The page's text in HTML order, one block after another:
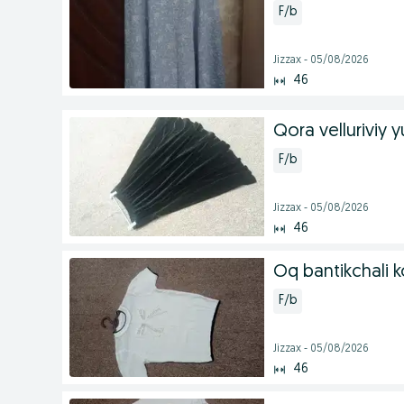
F/b
Jizzax - 05/08/2026
46
Qora velluriviy
F/b
Jizzax - 05/08/2026
46
Oq bantikchali
F/b
Jizzax - 05/08/2026
46